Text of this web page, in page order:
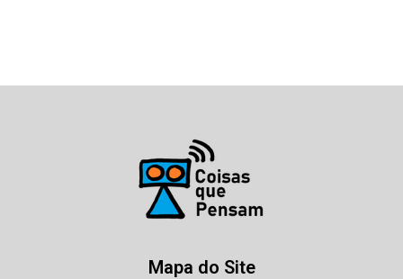
Mapa do Site